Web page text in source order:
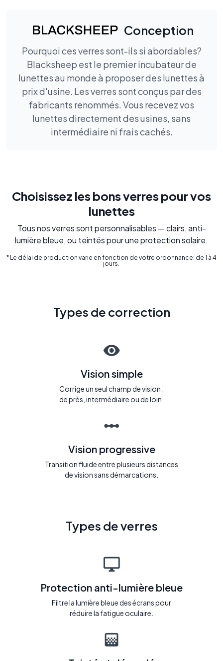
Conception
Pourquoi ces verres sont-ils si abordables?
Blacksheep est le premier incubateur de
lunettes au monde à proposer des lunettes à
prix d'usine. Les verres sont conçus par des
fabricants renommés. Vous recevez vos
lunettes directement des usines, sans
intermédiaire ni frais cachés.
Choisissez les bons verres pour vos
lunettes
Tous nos verres sont personnalisables — clairs, anti-
lumière bleue, ou teintés pour une protection solaire.
* Le délai de production varie en fonction de votre ordonnance: de 1 à 4
jours.
Types de correction
Vision simple
Corrige un seul champ de vision :
de près, intermédiaire ou de loin.
Vision progressive
Transition fluide entre plusieurs distances
de vision sans démarcations.
Types de verres
Protection anti-lumière bleue
Filtre la lumière bleue des écrans pour
réduire la fatigue oculaire.